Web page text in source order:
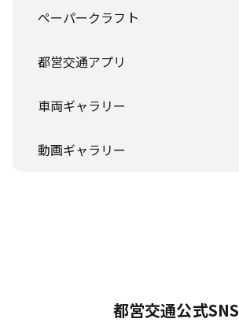
ペーパークラフト
都営交通アプリ
車両ギャラリー
動画ギャラリー
都営交通公式SNS